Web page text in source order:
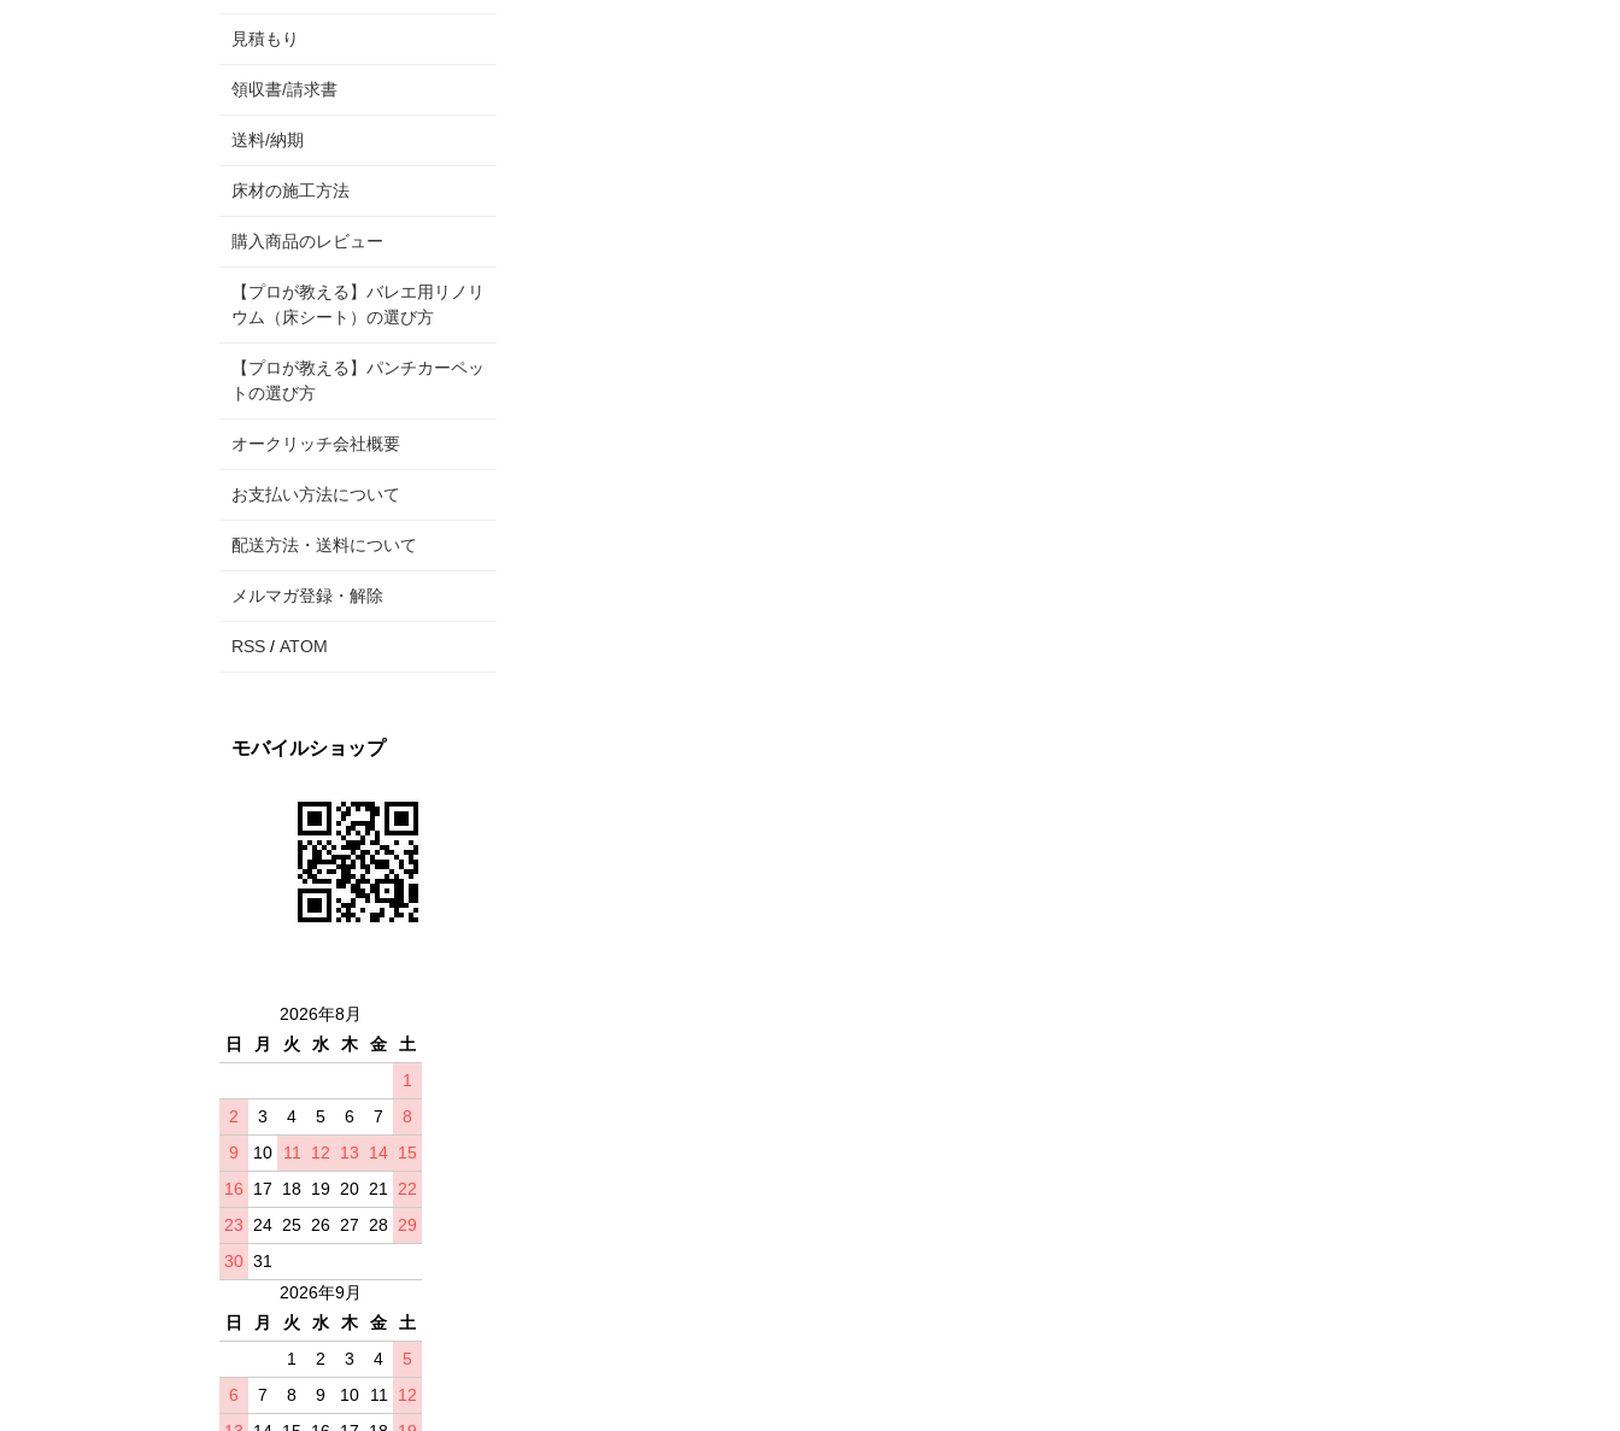
見積もり
領収書/請求書
送料/納期
床材の施工方法
購入商品のレビュー
【プロが教える】バレエ用リノリ
ウム（床シート）の選び方
【プロが教える】パンチカーペッ
トの選び方
オークリッチ会社概要
お支払い方法について
配送方法・送料について
メルマガ登録・解除
RSS / ATOM
モバイルショップ
2026年8月
日
月 火 水 木 金
土
1
2
3 4 5 6 7
8
9
10 11 12 13 14 15
16
17 18 19 20 21
22
23
24 25 26 27 28 29
30 31
2026年9月
日
月 火 水 木 金
土
1
2 3 4
5
6
7 8 9 10 11
12